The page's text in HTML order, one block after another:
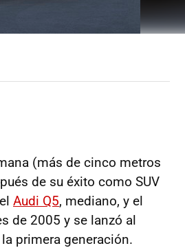
(más de cinco metros
de su éxito como SUV
Audi Q5, mediano, y el
de 2005 y se lanzó al
primera generación.